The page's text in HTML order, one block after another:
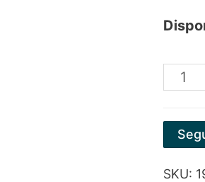
PASTA
W200
SKU: